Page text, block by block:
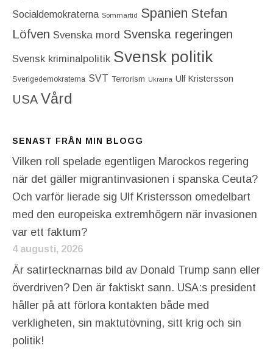
Socialdemokraterna Sommartid Spanien Stefan
Löfven Svenska mord Svenska regeringen
Svensk kriminalpolitik Svensk politik
Sverigedemokraterna SVT Terrorism Ukraina Ulf Kristersson
USA Vård
SENAST FRÅN MIN BLOGG
Vilken roll spelade egentligen Marockos regering
när det gäller migrantinvasionen i spanska Ceuta?
Och varför lierade sig Ulf Kristersson omedelbart
med den europeiska extremhögern när invasionen
var ett faktum?
4 augusti, 2026
Är satirtecknarnas bild av Donald Trump sann eller
överdriven? Den är faktiskt sann. USA:s president
håller på att förlora kontakten både med
verkligheten, sin maktutövning, sitt krig och sin
politik!